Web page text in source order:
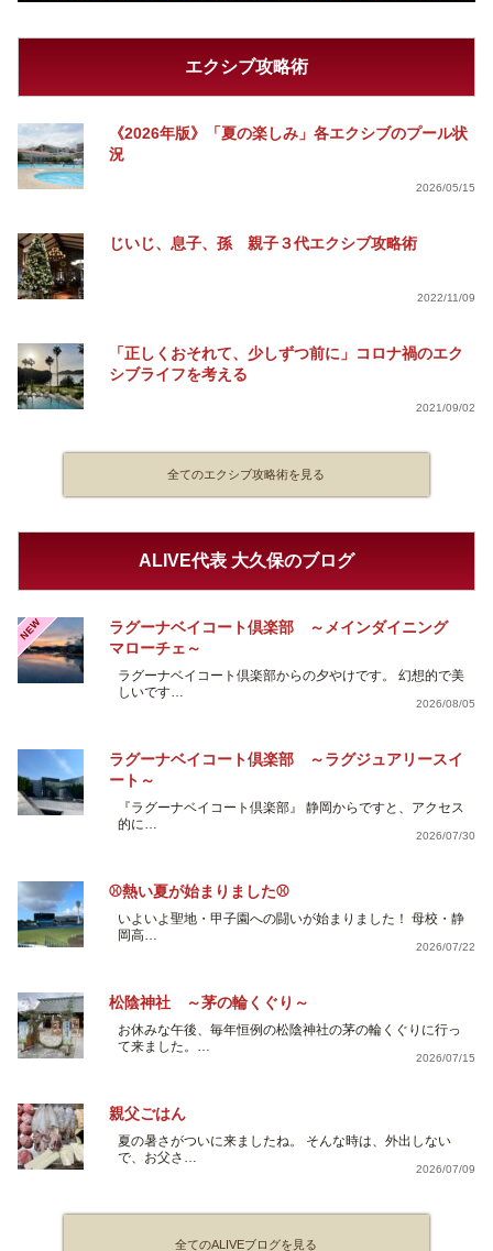
エクシブ攻略術
《2026年版》「夏の楽しみ」各エクシブのプール状
況
2026/05/15
じいじ、息子、孫 親子３代エクシブ攻略術
2022/11/09
「正しくおそれて、少しずつ前に」コロナ禍のエク
シブライフを考える
2021/09/02
全てのエクシブ攻略術を見る
ALIVE代表 大久保のブログ
NEW
ラグーナベイコート倶楽部 ～メインダイニング
マローチェ～
ラグーナベイコート倶楽部からの夕やけです。 幻想的で美
しいです…
2026/08/05
ラグーナベイコート倶楽部 ～ラグジュアリースイ
ート～
『ラグーナベイコート倶楽部』 静岡からですと、アクセス
的に…
2026/07/30
⚾熱い夏が始まりました⚾
いよいよ聖地・甲子園への闘いが始まりました！ 母校・静
岡高…
2026/07/22
松陰神社 ～茅の輪くぐり～
お休みな午後、毎年恒例の松陰神社の茅の輪くぐりに行っ
て来ました。…
2026/07/15
親父ごはん
夏の暑さがついに来ましたね。 そんな時は、外出しない
で、お父さ…
2026/07/09
全てのALIVEブログを見る